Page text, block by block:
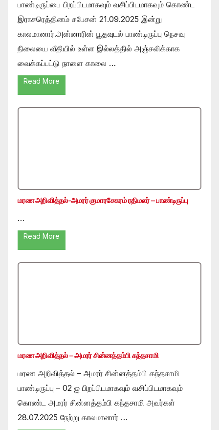
பாண்டிருப்பை பிறப்பிடமாகவும் வசிப்பிடமாகவும் கொண்ட
இராசரெத்தினம் சபேசன் 21.09.2025 இன்று
காலமானார்.அன்னாரின் பூதவுடல் பாண்டிருப்பு நெசவு
நிலையை வீதியில் உள்ள இல்லத்தில் அஞ்சலிக்காக
வைக்கப்பட்டு நாளை காலை …
Read More
மரண அறிவித்தல்-அமரர் குமாரசேகரம் ரதிமலர் – பாண்டிருப்பு
…
Read More
மரண அறிவித்தல் – அமரர் சின்னத்தம்பி கந்தசாமி
மரண அறிவித்தல் – அமரர் சின்னத்தம்பி கந்தசாமி
பாண்டிருப்பு – 02 ஐ பிறப்பிடமாகவும் வசிப்பிடமாகவும்
கொண்ட அமரர் சின்னத்தம்பி கந்தசாமி அவர்கள்
28.07.2025 நேற்று காலமானார் …